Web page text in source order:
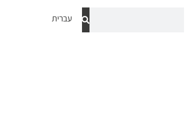
Search
עברית